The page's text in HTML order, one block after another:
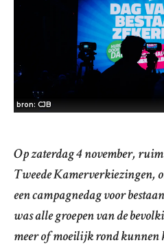
bron: CJB
Op zaterdag 4 november,
Tweede Kamerverkiezingen,
een campagnedag voor
was alle groepen van de
meer of moeilijk rond kunnen